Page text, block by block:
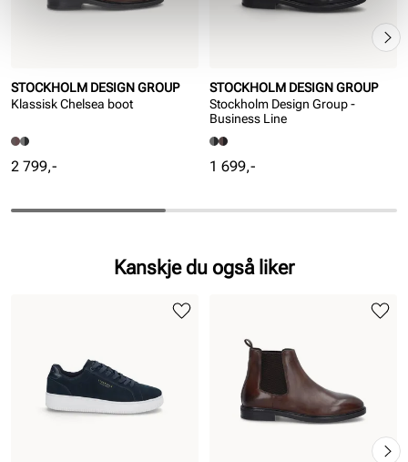
STOCKHOLM DESIGN GROUP
Klassisk Chelsea boot
Pris
2 799,-
STOCKHOLM DESIGN GROUP
Stockholm Design Group -
Business Line
Pris
1 699,-
Kanskje du også liker